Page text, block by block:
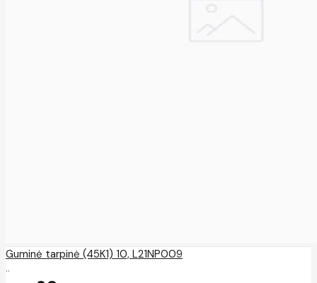
Guminė tarpinė (45K1) 10, L21NP009
..